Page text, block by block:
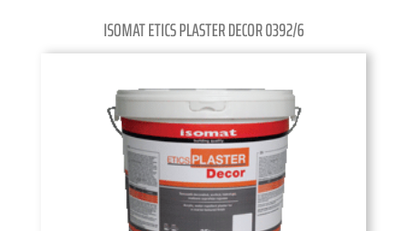
ISOMAT ETICS PLASTER DECOR 0392/6